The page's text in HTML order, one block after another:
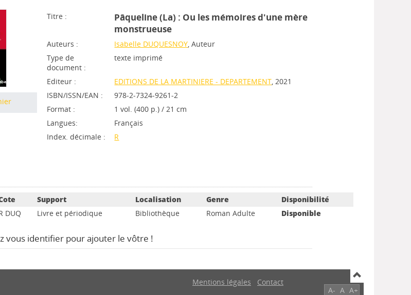
Titre :
Pâqueline (La) : Ou les mémoires d'une mère
monstrueuse
Auteurs : Isabelle DUQUESNOY, Auteur
Type de
document :
texte imprimé
Editeur : EDITIONS DE LA MARTINIERE - DEPARTEMENT, 2021
ISBN/ISSN/EAN :
978-2-7324-9261-2
Format :
1 vol. (400 p.) / 21 cm
Langues:
Français
Index. décimale :
R
Support Localisation Genre
Disponibilité
DUQ Livre et périodique Bibliothèque Roman Adulte Disponible
vous identifier pour ajouter le vôtre !
Mentions légales
Contact
A- A A+